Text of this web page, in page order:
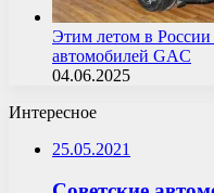
Этим летом в
автомобилей GAC
04.06.2025
Интересное
25.05.2021